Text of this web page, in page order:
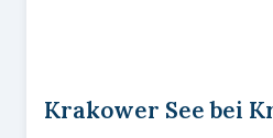
Krakower See bei